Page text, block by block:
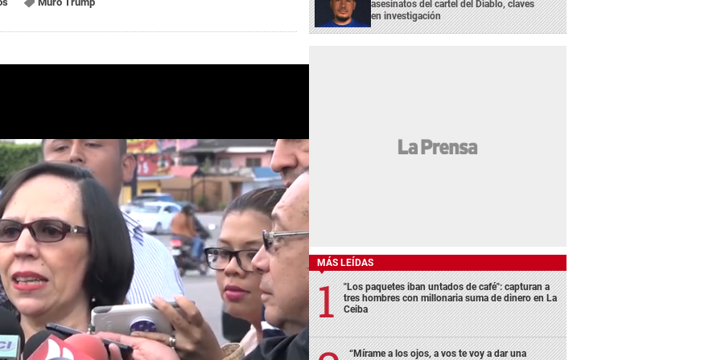
asesinatos del cartel del Diablo, claves
en investigación
MÁS LEÍDAS
"Los paquetes iban untados de café": capturan a
tres hombres con millonaria suma de dinero en La
Ceiba
“Mírame a los ojos, a vos te voy a dar una